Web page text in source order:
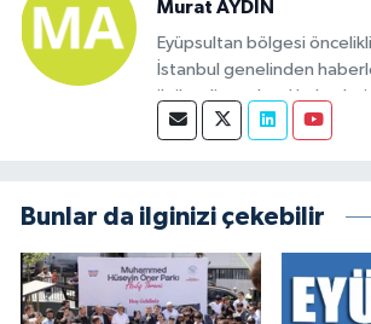
Murat AYDIN
Eyüpsultan bölgesi
İstanbul genelinden
ilgilendiren ulusal
üzere kurulmuş bir sitedir.
Bunlar da ilginizi çekebilir